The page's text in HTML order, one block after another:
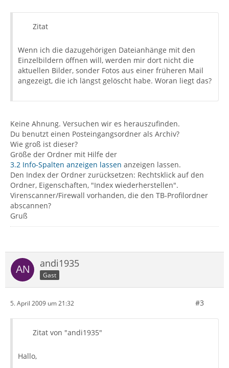
Zitat
Wenn ich die dazugehörigen Dateianhänge mit den
Einzelbildern öffnen will, werden mir dort nicht die
aktuellen Bilder, sonder Fotos aus einer früheren Mail
angezeigt, die ich längst gelöscht habe. Woran liegt das?
Keine Ahnung. Versuchen wir es herauszufinden.
Du benutzt einen Posteingangsordner als Archiv?
Wie groß ist dieser?
Größe der Ordner mit Hilfe der
3.2 Info-Spalten anzeigen lassen anzeigen lassen.
Den Index der Ordner zurücksetzen: Rechtsklick auf den
Ordner, Eigenschaften, "Index wiederherstellen".
Virenscanner/Firewall vorhanden, die den TB-Profilordner
abscannen?
Gruß
andi1935
Gast
5. April 2009 um 21:32 #3
Zitat von "andi1935"
Hallo,